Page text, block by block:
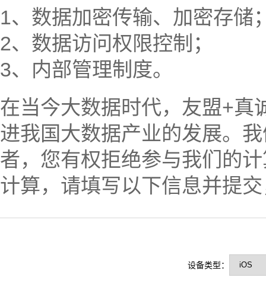
1、数据加密传输、加密存储
2、数据访问权限控制；
3、内部管理制度。
在当今大数据时代，友盟+真
进我国大数据产业的发展。
者，您有权拒绝参与我们的
计算，请填写以下信息并提
设备类型：